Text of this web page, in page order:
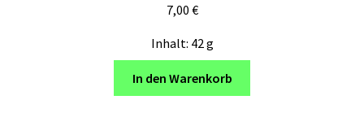
7,00 €
Inhalt: 42g
In den Warenkorb